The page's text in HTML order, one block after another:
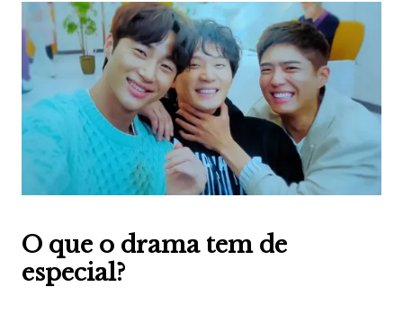
O que o drama tem de
especial?